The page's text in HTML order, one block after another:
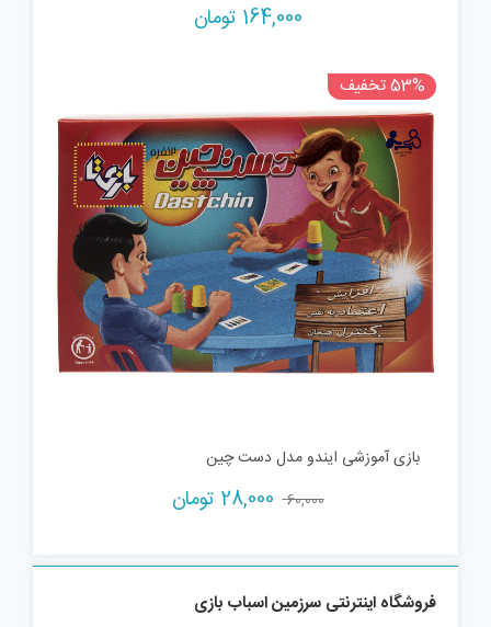
164,000 تومان
53% تخفیف
بازی آموزشی ایندو مدل دست چین
60,000
Original
60,000 تومان.
28,000 تومان
28,000 تومان.
فروشگاه اینترنتی سرزمین اسباب بازی